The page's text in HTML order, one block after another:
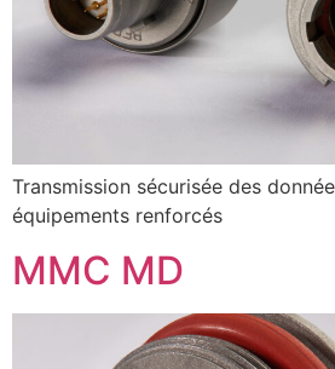
Transmission sécurisée des
équipements renforcés
MMC MD